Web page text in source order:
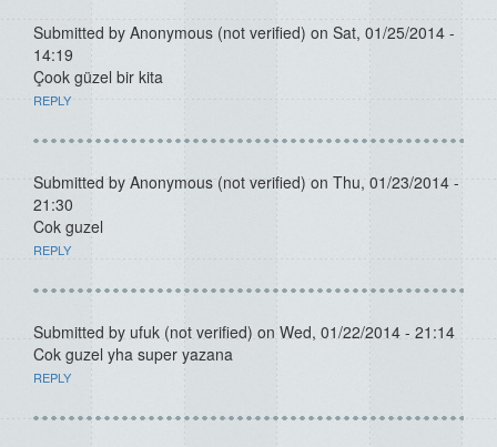
Submitted by Anonymous (not verified) on Sat, 01/25/2014 -
14:19
Çook güzel bir kita
REPLY
Submitted by Anonymous (not verified) on Thu, 01/23/2014 -
21:30
Cok guzel
REPLY
Submitted by ufuk (not verified) on Wed, 01/22/2014 - 21:14
Cok guzel yha super yazana
REPLY